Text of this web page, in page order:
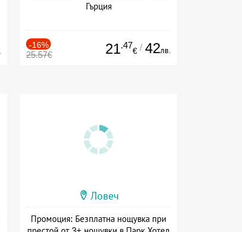
Гърция
-16%
25.57€ 21.47
€ / 42лв.
Ловеч
Промоция: Безплатна нощувка при